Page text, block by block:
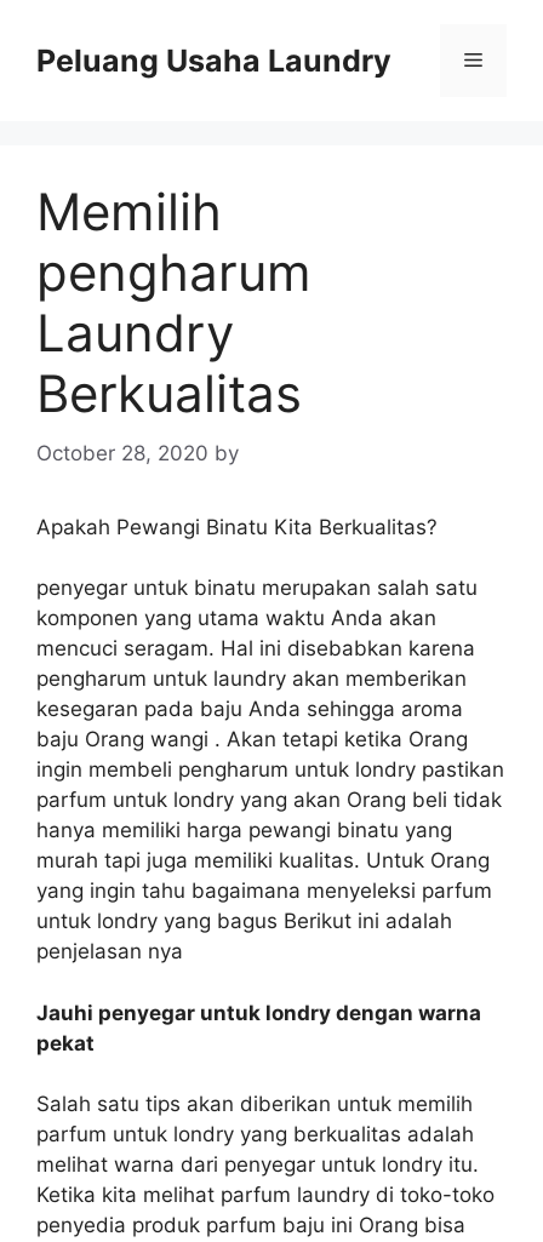
contentPeluang Usaha Laundry Menu
Memilih
pengharum
Laundry
Berkualitas
October 28, 2020 by
Apakah Pewangi Binatu Kita Berkualitas?
penyegar untuk binatu merupakan salah satu
komponen yang utama waktu Anda akan
mencuci seragam. Hal ini disebabkan karena
pengharum untuk laundry akan memberikan
kesegaran pada baju Anda sehingga aroma
baju Orang wangi . Akan tetapi ketika Orang
ingin membeli pengharum untuk londry pastikan
parfum untuk londry yang akan Orang beli tidak
hanya memiliki harga pewangi binatu yang
murah tapi juga memiliki kualitas. Untuk Orang
yang ingin tahu bagaimana menyeleksi parfum
untuk londry yang bagus Berikut ini adalah
penjelasan nya
Jauhi penyegar untuk londry dengan warna
pekat
Salah satu tips akan diberikan untuk memilih
parfum untuk londry yang berkualitas adalah
melihat warna dari penyegar untuk londry itu.
Ketika kita melihat parfum laundry di toko-toko
penyedia produk parfum baju ini Orang bisa